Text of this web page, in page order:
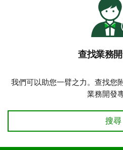
查找業務
我們可以助您一臂之力。查找您
業務開發
查找
搜尋